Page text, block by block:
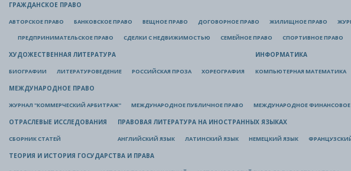
ГРАЖДАНСКОЕ ПРАВО
АВТОРСКОЕ ПРАВО БАНКОВСКОЕ ПРАВО ВЕЩНОЕ ПРАВО ДОГОВОРНОЕ ПРАВО ЖИЛИЩНОЕ ПРАВО
ПРЕДПРИНИМАТЕЛЬСКОЕ ПРАВО СДЕЛКИ С НЕДВИЖИМОСТЬЮ СЕМЕЙНОЕ ПРАВО СПОРТИВНОЕ ПРАВО
ХУДОЖЕСТВЕННАЯ ЛИТЕРАТУРА
БИОГРАФИИ ЛИТЕРАТУРОВЕДЕНИЕ РОССИЙСКАЯ ПРОЗА ХОРЕОГРАФИЯ
ИНФОРМАТИКА
КОМПЬЮТЕРНАЯ МАТЕМАТИКА
МЕЖДУНАРОДНОЕ ПРАВО
ЖУРНАЛ "КОММЕРЧЕСКИЙ АРБИТРАЖ" МЕЖДУНАРОДНОЕ ПУБЛИЧНОЕ ПРАВО МЕЖДУНАРОДНОЕ ФИНАНСОВОЕ
ОТРАСЛЕВЫЕ ИССЛЕДОВАНИЯ
СБОРНИК СТАТЕЙ
ПРАВОВАЯ ЛИТЕРАТУРА НА ИНОСТРАННЫХ ЯЗЫКАХ
АНГЛИЙСКИЙ ЯЗЫК ЛАТИНСКИЙ ЯЗЫК НЕМЕЦКИЙ ЯЗЫК
ТЕОРИЯ И ИСТОРИЯ ГОСУДАРСТВА И ПРАВА